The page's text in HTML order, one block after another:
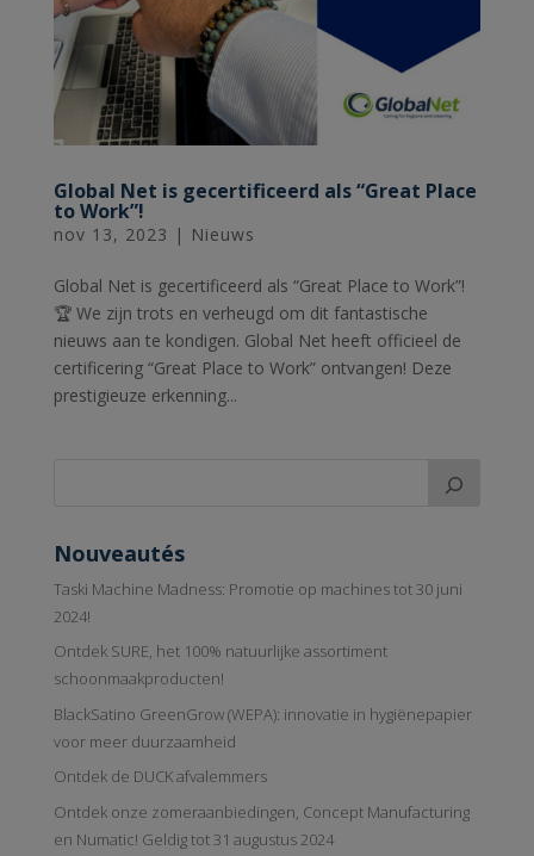
Global Net is gecertificeerd als “Great Place
to Work”!
nov 13, 2023 | Nieuws
Global Net is gecertificeerd als “Great Place to Work”!
🏆 We zijn trots en verheugd om dit fantastische
nieuws aan te kondigen. Global Net heeft officieel de
certificering “Great Place to Work” ontvangen! Deze
prestigieuze erkenning...
Nouveautés
Taski Machine Madness: Promotie op machines tot 30 juni
2024!
Ontdek SURE, het 100% natuurlijke assortiment
schoonmaakproducten!
BlackSatino GreenGrow (WEPA): innovatie in hygiënepapier
voor meer duurzaamheid
Ontdek de DUCK afvalemmers
Ontdek onze zomeraanbiedingen, Concept Manufacturing
en Numatic! Geldig tot 31 augustus 2024